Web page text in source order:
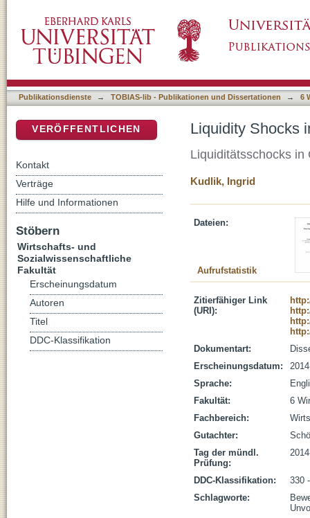
Publikationsdienste → TOBIAS-lib - Publikationen und Dissertationen → 6
Liquidity Shocks
Liquiditätsschocks in
Kudlik, Ingrid
Dateien:
Aufrufstatistik
Zitierfähiger Link
(URI):
Dokumentart:
Erscheinungsdatum:
Sprache:
Fakultät:
6
Fachbereich:
Gutachter:
Tag der mündl.
Prüfung:
DDC-Klassifikation:
330
Schlagworte:
VERÖFFENTLICHEN
Kontakt
Verträge
Hilfe und Informationen
Stöbern
Wirtschafts- und
Sozialwissenschaftliche
Fakultät
Erscheinungsdatum
Autoren
Titel
DDC-Klassifikation